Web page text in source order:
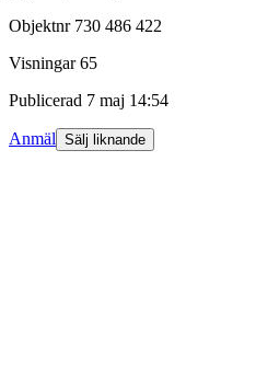
Objektnr 730 486 422
Visningar 65
Publicerad 7 maj 14:54
Anmäl Sälj liknande